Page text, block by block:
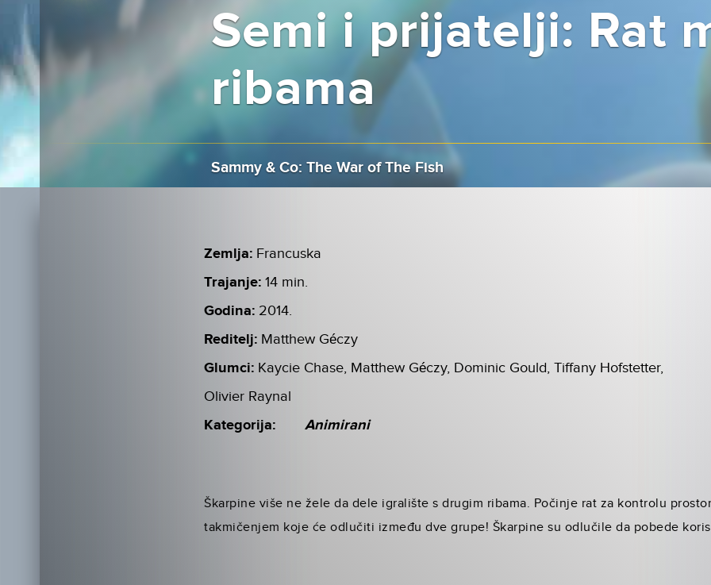
Semi i prijatelji: Rat
ribama
Sammy & Co: The War of The Fish
Zemlja: Francuska
Trajanje: 14 min.
Godina: 2014.
Reditelj: Matthew Géczy
Glumci: Kaycie Chase, Matthew Géczy, Dominic Gould, Tiffany Hofstetter,
Olivier Raynal
Kategorija: Animirani
Škarpine više ne žele da dele igralište s drugim ribama. Počinje rat za kontrolu
takmičenjem koje će odlučiti između dve grupe! Škarpine su odlučile da pobede